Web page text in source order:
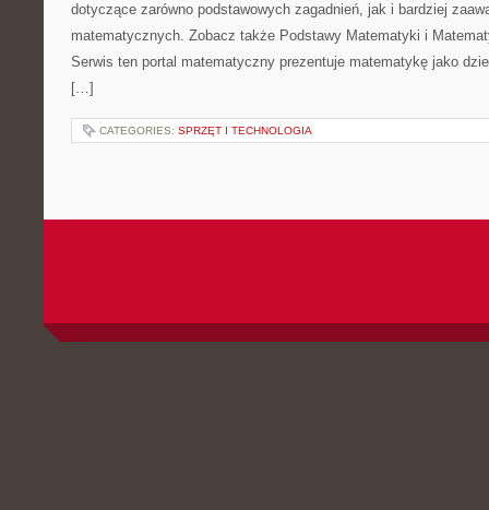
dotyczące zarówno podstawowych zagadnień, jak i bardziej
matematycznych. Zobacz także Podstawy Matematyki i
Serwis ten portal matematyczny prezentuje matematykę jako
[…]
CATEGORIES: SPRZĘT I TECHNOLOGIA